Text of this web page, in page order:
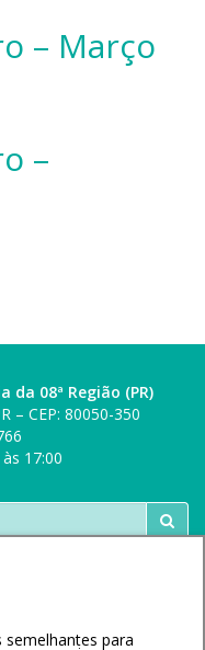
– Março
–
da 08ª Região (PR)
– CEP: 80050-350
17:00
para